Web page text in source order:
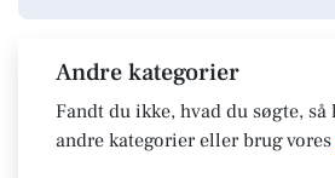
Andre kategorier
Fandt du ikke, hvad du søgte, så
andre kategorier eller brug vores